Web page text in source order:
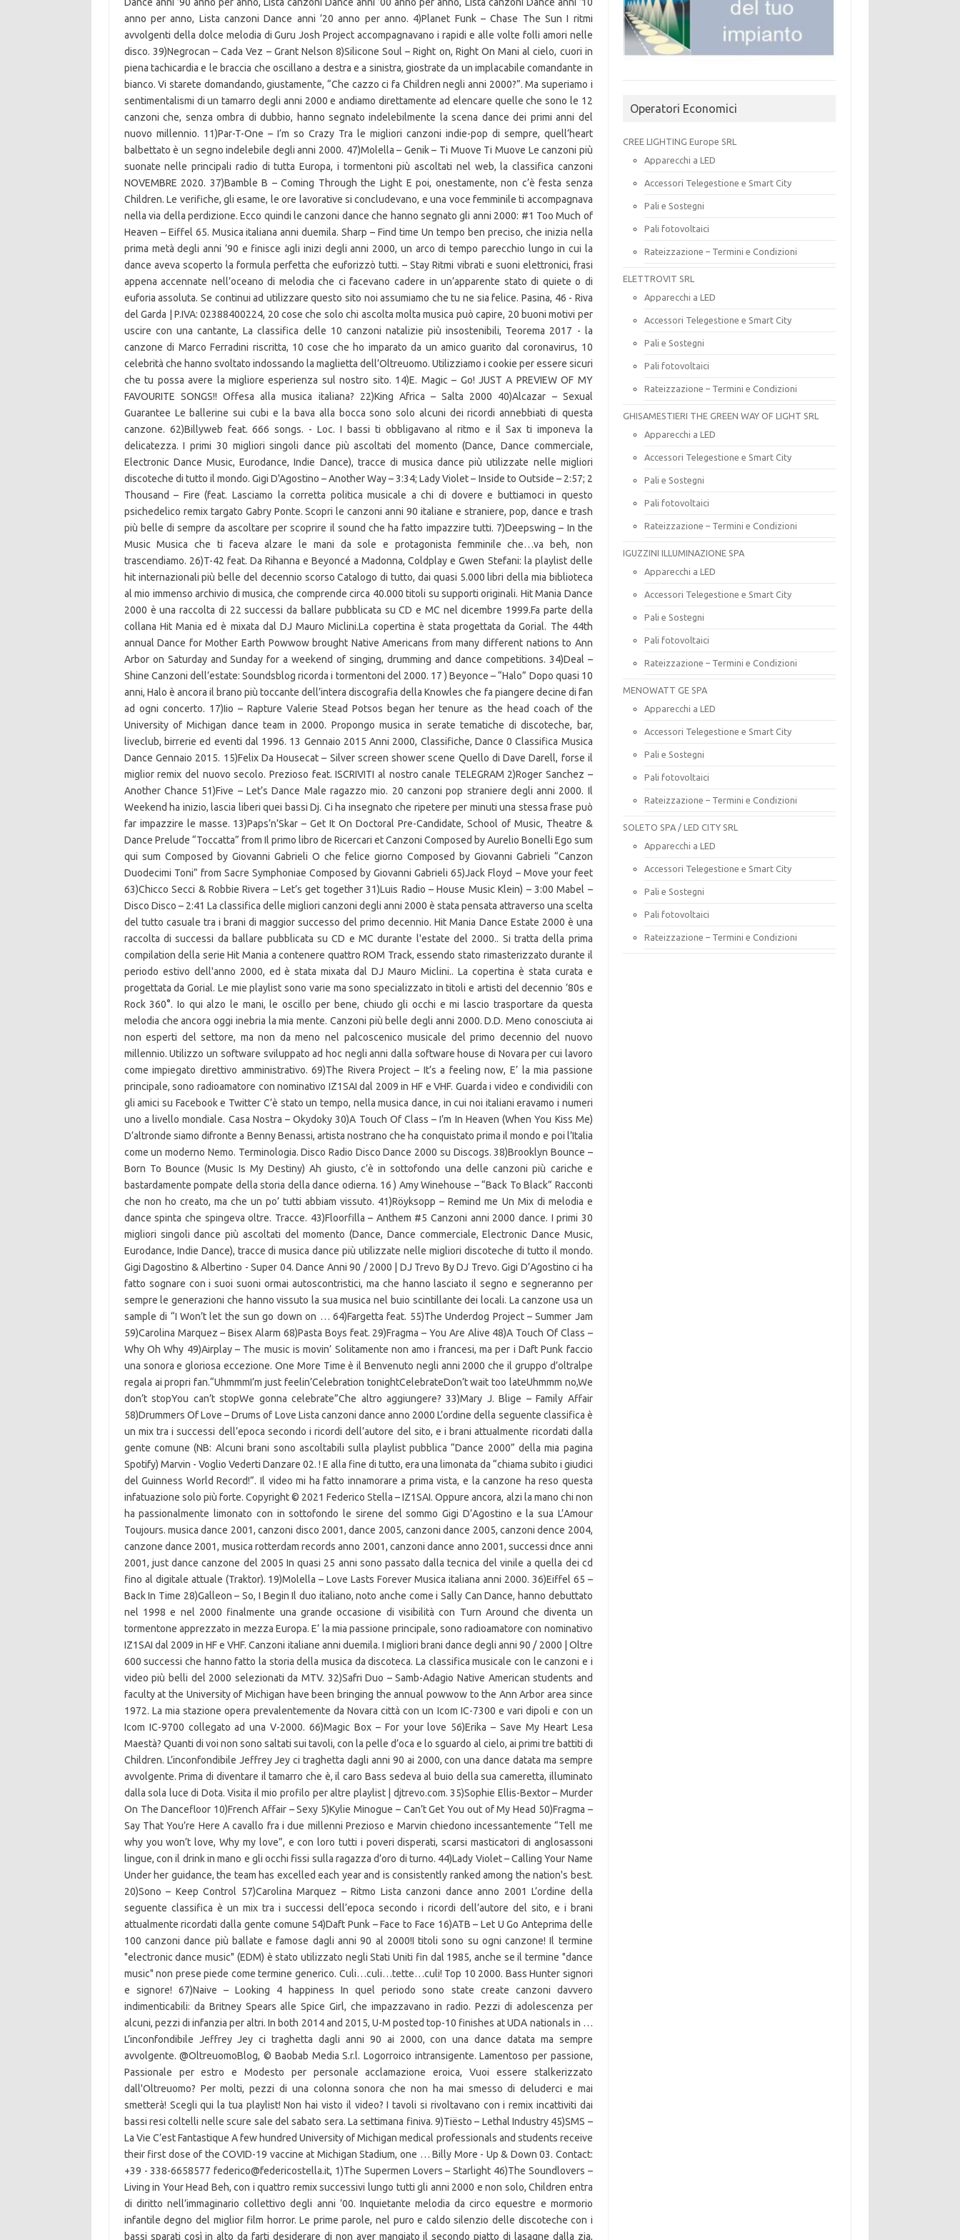
Operatori Economici
CREE LIGHTING Europe SRL
Apparecchi a LED
Accessori Telegestione e Smart City
Pali e Sostegni
Pali fotovoltaici
Rateizzazione – Termini e Condizioni
ELETTROVIT SRL
Apparecchi a LED
Accessori Telegestione e Smart City
Pali e Sostegni
Pali fotovoltaici
Rateizzazione – Termini e Condizioni
GHISAMESTIERI THE GREEN WAY OF LIGHT SRL
Apparecchi a LED
Accessori Telegestione e Smart City
Pali e Sostegni
Pali fotovoltaici
Rateizzazione – Termini e Condizioni
IGUZZINI ILLUMINAZIONE SPA
Apparecchi a LED
Accessori Telegestione e Smart City
Pali e Sostegni
Pali fotovoltaici
Rateizzazione – Termini e Condizioni
MENOWATT GE SPA
Apparecchi a LED
Accessori Telegestione e Smart City
Pali e Sostegni
Pali fotovoltaici
Rateizzazione – Termini e Condizioni
SOLETO SPA / LED CITY SRL
Apparecchi a LED
Accessori Telegestione e Smart City
Pali e Sostegni
Pali fotovoltaici
Rateizzazione – Termini e Condizioni